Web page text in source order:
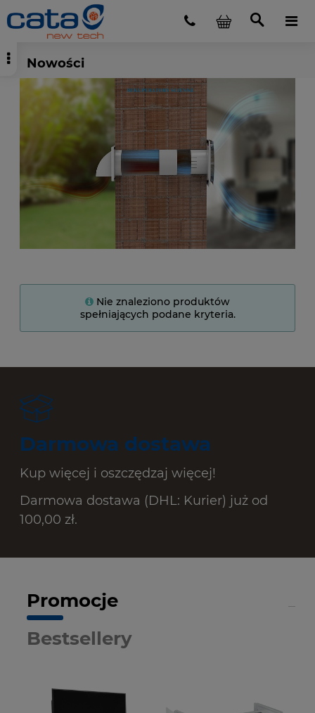
Nowości
Nie znaleziono produktów
spełniających podane kryteria.
Darmowa dostawa
Kup więcej i oszczędzaj więcej!
Darmowa dostawa (DHL: Kurier) już od
100,00 zł.
Promocje
Bestsellery